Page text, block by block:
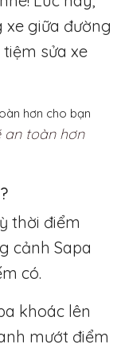
xe giữa đường
sửa xe
an toàn hơn
thời điểm
cảnh Sapa
có.
khoác lên
mướt điểm